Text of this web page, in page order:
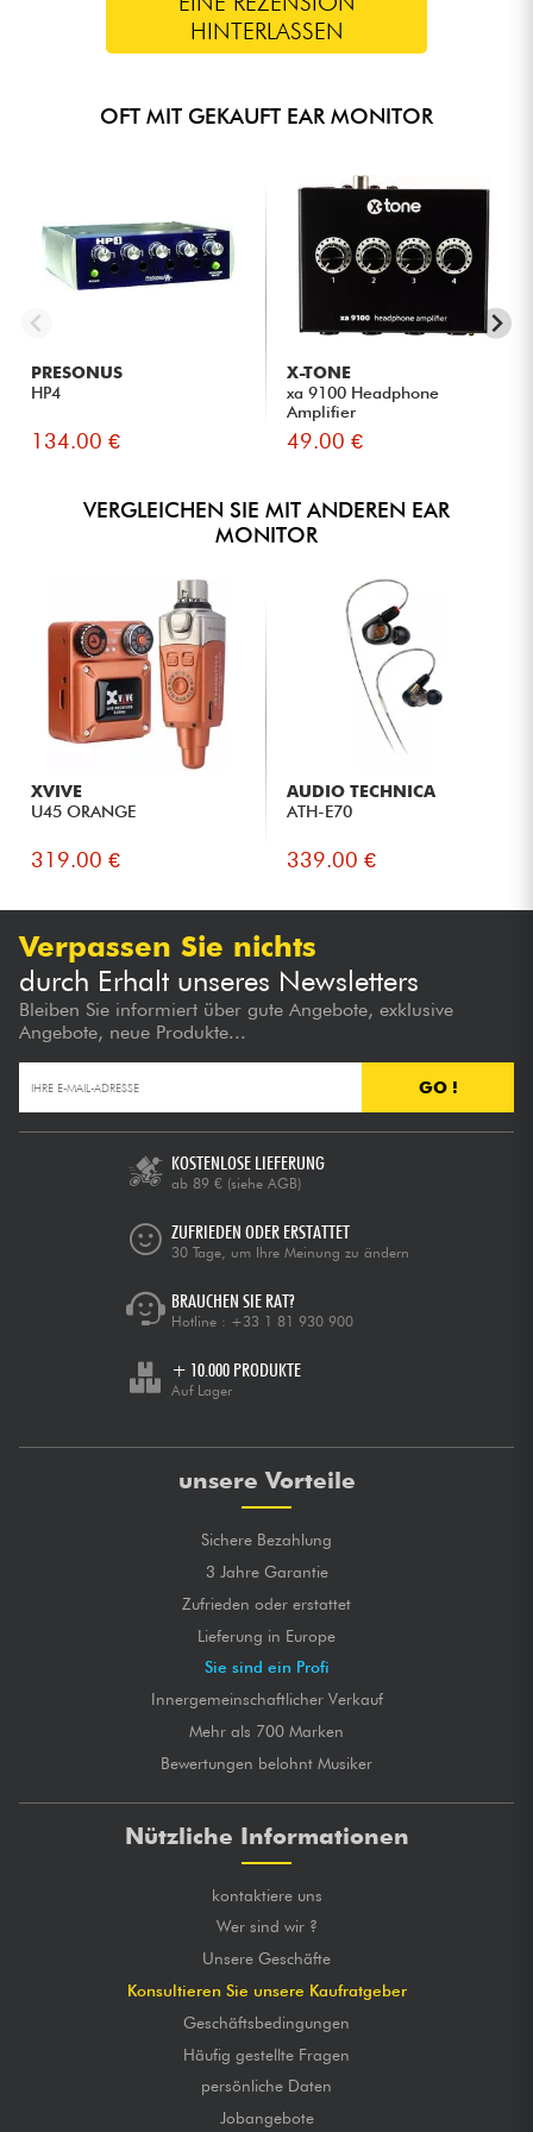
HINTERLASSEN
OFT MIT GEKAUFT EAR MONITOR
PRESONUS
HP4
134.00 €
X-TONE
xa 9100 Headphone
Amplifier
49.00 €
VERGLEICHEN SIE MIT ANDEREN EAR
MONITOR
XVIVE
U45 ORANGE
319.00 €
AUDIO TECHNICA
ATH-E70
339.00 €
Verpassen Sie nichts
durch Erhalt unseres Newsletters
Bleiben Sie informiert über gute Angebote, exklusive
Angebote, neue Produkte...
GO !
KOSTENLOSE LIEFERUNG
ab 89 € (siehe AGB)
ZUFRIEDEN ODER ERSTATTET
30 Tage, um Ihre Meinung zu ändern
BRAUCHEN SIE RAT?
Hotline : +33 1 81 930 900
+ 10.000 PRODUKTE
Auf Lager
unsere Vorteile
Sichere Bezahlung
3 Jahre Garantie
Zufrieden oder erstattet
Lieferung in Europe
Sie sind ein Profi
Innergemeinschaftlicher Verkauf
Mehr als 700 Marken
Bewertungen belohnt Musiker
Nützliche Informationen
kontaktiere uns
Wer sind wir ?
Unsere Geschäfte
Konsultieren Sie unsere Kaufratgeber
Geschäftsbedingungen
Häufig gestellte Fragen
persönliche Daten
Jobangebote